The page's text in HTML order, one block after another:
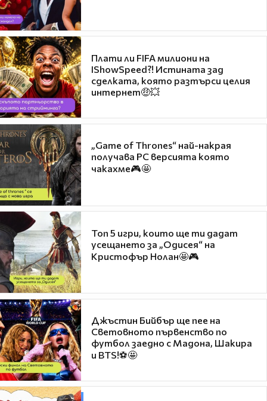
Плати ли FIFA милиони на
IShowSpeed?! Истината зад
сделката, която разтърси целия
интернет🤑💥
„Game of Thrones“ най-накрая
получава PC версията която
чакахме🎮🤩
Топ 5 игри, които ще ти дадат
усещането за „Одисея“ на
Кристофър Нолан🤩🎮
Джъстин Бийбър ще пее на
Световното първенство по
футбол заедно с Мадона, Шакира
и BTS!⚽🤩